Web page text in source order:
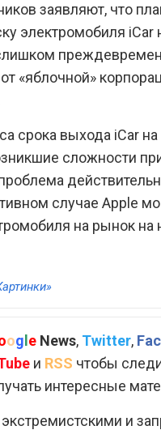
заявляют, что
электромобиля iCar
«яблочной»
срока выхода iCar
сложности
случае Apple
на рынок на
og e News, Twitter,
и RSS чтобы
интересные
и